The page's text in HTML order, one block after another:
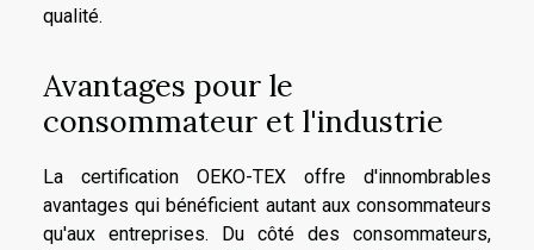
qualité.
Avantages pour le
consommateur et l'industrie
La certification OEKO-TEX offre d'innombrables
avantages qui bénéficient autant aux consommateurs
qu'aux entreprises. Du côté des consommateurs,